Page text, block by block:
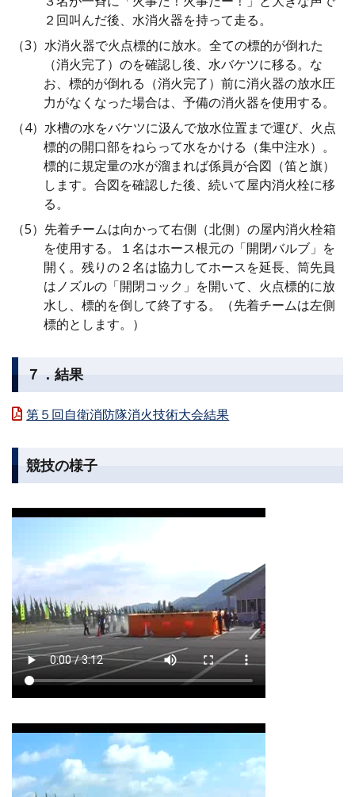
２回叫んだ後、水消火器を持って走る。
水消火器で火点標的に放水。全ての標的が倒れた
（消火完了）のを確認し後、水バケツに移る。な
お、標的が倒れる（消火完了）前に消火器の放水圧
力がなくなった場合は、予備の消火器を使用する。
水槽の水をバケツに汲んで放水位置まで運び、火点
標的の開口部をねらって水をかける（集中注水）。
標的に規定量の水が溜まれば係員が合図（笛と旗）
します。合図を確認した後、続いて屋内消火栓に移
る。
先着チームは向かって右側（北側）の屋内消火栓箱
を使用する。１名はホース根元の「開閉バルブ」を
開く。残りの２名は協力してホースを延長、筒先員
はノズルの「開閉コック」を開いて、火点標的に放
水し、標的を倒して終了する。（先着チームは左側
標的とします。）
７．結果
第５回自衛消防隊消火技術大会結果
競技の様子